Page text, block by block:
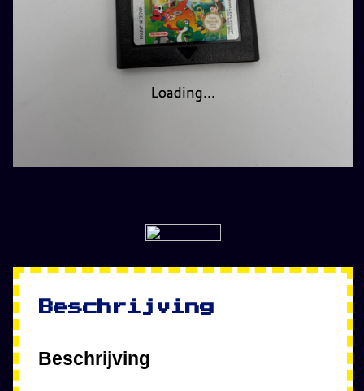
Loading...
Loading...
Beschrijving
Beschrijving